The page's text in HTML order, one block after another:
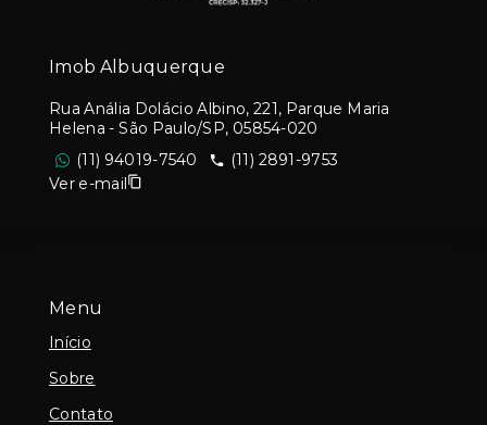
Menu
Início
Sobre
Contato
Imob Albuquerque
Rua Anália Dolácio Albino, 221, Parque Maria
Helena - São Paulo/SP, 05854-020
(11) 94019-7540
(11) 2891-9753
Ver e-mail